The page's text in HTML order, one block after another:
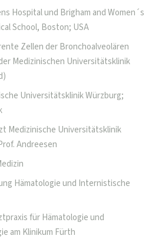
Hospital und Brigham and Women´s
School, Boston; USA
Zellen der Bronchoalveolären
Medizinischen Universitätsklinik
Universitätsklinik Würzburg;
Medizinische Universitätsklinik
Andreesen
Hämatologie und Internistische
für Hämatologie und
am Klinikum Fürth